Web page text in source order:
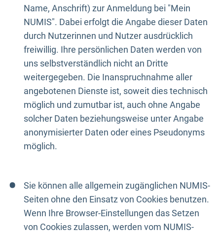
Name, Anschrift) zur Anmeldung bei "Mein
NUMIS". Dabei erfolgt die Angabe dieser Daten
durch Nutzerinnen und Nutzer ausdrücklich
freiwillig. Ihre persönlichen Daten werden von
uns selbstverständlich nicht an Dritte
weitergegeben. Die Inanspruchnahme aller
angebotenen Dienste ist, soweit dies technisch
möglich und zumutbar ist, auch ohne Angabe
solcher Daten beziehungsweise unter Angabe
anonymisierter Daten oder eines Pseudonyms
möglich.
Sie können alle allgemein zugänglichen NUMIS-
Seiten ohne den Einsatz von Cookies benutzen.
Wenn Ihre Browser-Einstellungen das Setzen
von Cookies zulassen, werden vom NUMIS-